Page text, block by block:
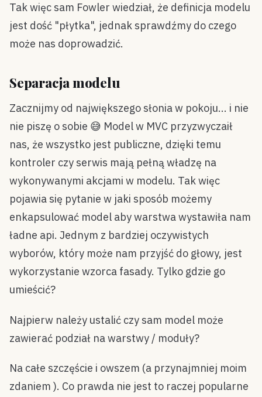
Tak więc sam Fowler wiedział, że definicja modelu
jest dość "płytka", jednak sprawdźmy do czego
może nas doprowadzić.
Separacja modelu
Zacznijmy od największego słonia w pokoju... i nie
nie piszę o sobie 😅 Model w MVC przyzwyczaił
nas, że wszystko jest publiczne, dzięki temu
kontroler czy serwis mają pełną władzę na
wykonywanymi akcjami w modelu. Tak więc
pojawia się pytanie w jaki sposób możemy
enkapsulować model aby warstwa wystawiła nam
ładne api. Jednym z bardziej oczywistych
wyborów, który może nam przyjść do głowy, jest
wykorzystanie wzorca fasady. Tylko gdzie go
umieścić?
Najpierw należy ustalić czy sam model może
zawierać podział na warstwy / moduły?
Na całe szczęście i owszem (a przynajmniej moim
zdaniem ). Co prawda nie jest to raczej popularne